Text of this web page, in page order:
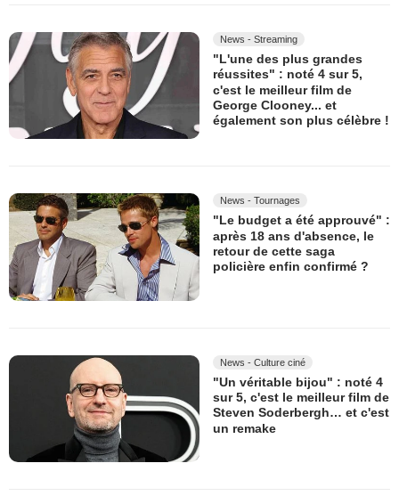
News - Streaming
"L'une des plus grandes
réussites" : noté 4 sur 5,
c'est le meilleur film de
George Clooney... et
également son plus célèbre !
News - Tournages
"Le budget a été approuvé" :
après 18 ans d'absence, le
retour de cette saga
policière enfin confirmé ?
News - Culture ciné
"Un véritable bijou" : noté 4
sur 5, c'est le meilleur film de
Steven Soderbergh… et c'est
un remake